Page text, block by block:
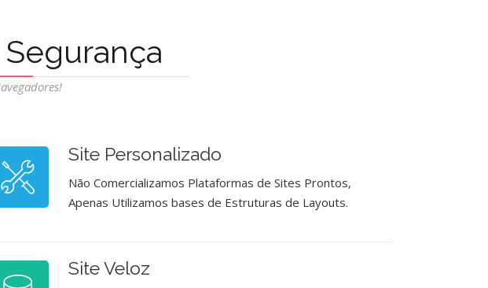
Site Personalizado
Não Comercializamos Plataformas de Sites Prontos,
Apenas Utilizamos bases de Estruturas de Layouts.
Site Veloz